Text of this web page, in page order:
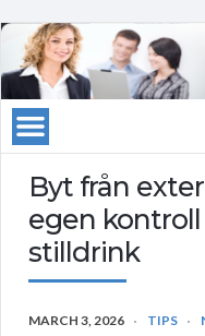
Byt från
egen
stilldrink
MARCH 3, 2026 TIPS